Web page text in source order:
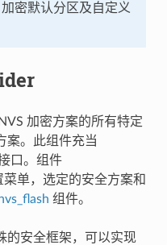
密默认分区及自定义
加密方案的所有特定
案。此组件充当
口。组件
单，选定的安全方案和
组件。
的安全框架，可以实现